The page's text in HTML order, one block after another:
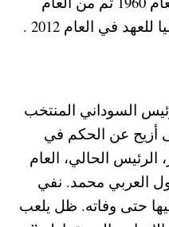
كان الرئيس السوداني المنتخب
في العام 1986 حتى أزيح عن الحكم في
الحالي، العام
العربي محمد. نفي
حتى وفاته. ظل يلعب